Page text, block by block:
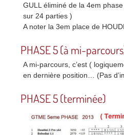
GULL éliminé de la 4em
sur 24 parties )
A noter la 3em place de
PHASE 5 (à mi-
A mi-parcours, c’est (
en dernière position… (Pas
PHASE 5 (terminée)